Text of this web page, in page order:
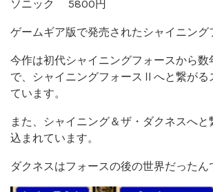
ソニック 5800円
ゲームギア版で発売されたシャイニング
今作は初代シャイニングフォースから数
で、シャイニングフォースⅡへと繋がる
ています。
また、シャイニング＆ザ・ダクネスへと
込まれています。
ダクネスはフォースの後の世界だったん